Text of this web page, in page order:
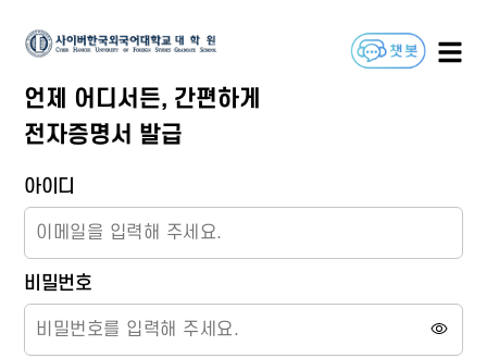
언제 어디서든, 간편하게
전자증명서 발급
아이디
비밀번호